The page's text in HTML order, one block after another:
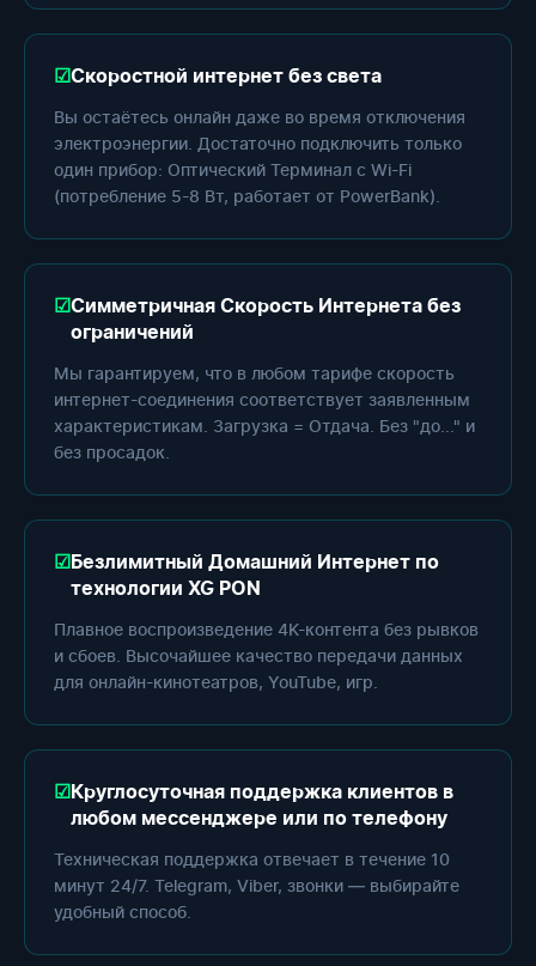
Скоростной интернет без света
Вы остаётесь онлайн даже во время отключения
электроэнергии. Достаточно подключить только
один прибор: Оптический Терминал с Wi-Fi
(потребление 5-8 Вт, работает от PowerBank).
Симметричная Скорость Интернета без
ограничений
Мы гарантируем, что в любом тарифе скорость
интернет-соединения соответствует заявленным
характеристикам. Загрузка = Отдача. Без "до..." и
без просадок.
Безлимитный Домашний Интернет по
технологии XG PON
Плавное воспроизведение 4K-контента без рывков
и сбоев. Высочайшее качество передачи данных
для онлайн-кинотеатров, YouTube, игр.
Круглосуточная поддержка клиентов в
любом мессенджере или по телефону
Техническая поддержка отвечает в течение 10
минут 24/7. Telegram, Viber, звонки — выбирайте
удобный способ.